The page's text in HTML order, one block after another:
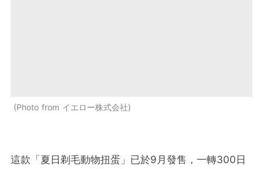
Photo from イエロー株式会社
這款「夏日剃毛動物扭蛋」已於9月發售，一轉300日